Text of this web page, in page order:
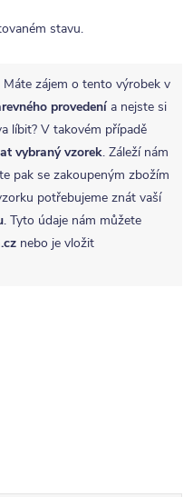
stavu.
Máte zájem o tento výrobek v
provedení a nejste si
líbit? V takovém případě
vybraný vzorek. Záleží nám
pak se zakoupeným zbožím
potřebujeme znát vaší
. Tyto údaje nám můžete
nebo je vložit